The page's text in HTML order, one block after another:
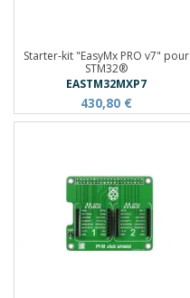
Starter-kit "EasyMx PRO v7" pour
STM32®
EASTM32MXP7
430,80 €